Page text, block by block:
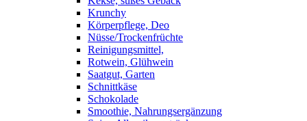
Krunchy
Körperpflege, Deo
Nüsse/Trockenfrüchte
Reinigungsmittel,
Rotwein, Glühwein
Saatgut, Garten
Schnittkäse
Schokolade
Smoothie, Nahrungsergänzung